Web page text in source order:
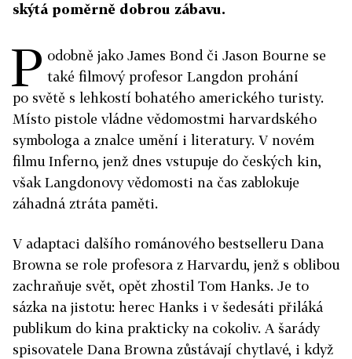
skýtá poměrně dobrou zábavu.
P odobně jako James Bond či Jason Bourne se
také filmový profesor Langdon prohání
po světě s lehkostí bohatého amerického turisty.
Místo pistole vládne vědomostmi harvardského
symbologa a znalce umění i literatury. V novém
filmu Inferno, jenž dnes vstupuje do českých kin,
však Langdonovy vědomosti na čas zablokuje
záhadná ztráta paměti.
V adaptaci dalšího románového bestselleru Dana
Browna se role profesora z Harvardu, jenž s oblibou
zachraňuje svět, opět zhostil Tom Hanks. Je to
sázka na jistotu: herec Hanks i v šedesáti přiláká
publikum do kina prakticky na cokoliv. A šarády
spisovatele Dana Browna zůstávají chytlavé, i když